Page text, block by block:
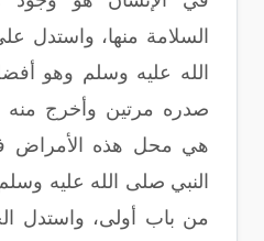
السلامة منها، واستدل
الله عليه وسلم وهو
صدره مرتين وأخرج منه
هي محل هذه الأمراض
النبي صلى الله عليه
من باب أولى، واستدل